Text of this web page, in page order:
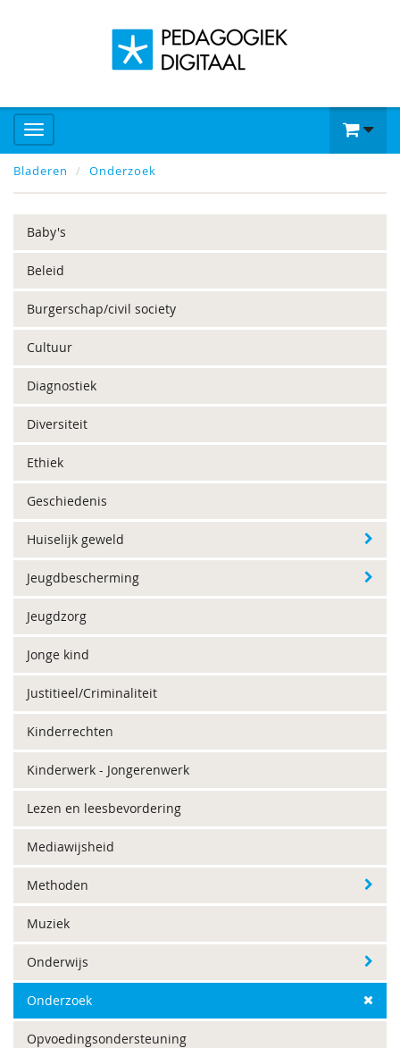
Bladeren Onderzoek
Baby's
Beleid
Burgerschap/civil society
Cultuur
Diagnostiek
Diversiteit
Ethiek
Geschiedenis
Huiselijk geweld
Jeugdbescherming
Jeugdzorg
Jonge kind
Justitieel/Criminaliteit
Kinderrechten
Kinderwerk - Jongerenwerk
Lezen en leesbevordering
Mediawijsheid
Methoden
Muziek
Onderwijs
Onderzoek
Opvoedingsondersteuning